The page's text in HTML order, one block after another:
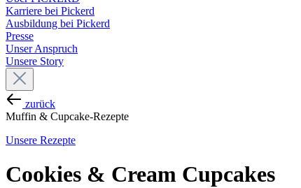
Karriere bei Pickerd
Ausbildung bei Pickerd
Presse
Unser Anspruch
Unsere Story
zurück
Muffin & Cupcake-Rezepte
Unsere Rezepte
Cookies & Cream Cupcakes